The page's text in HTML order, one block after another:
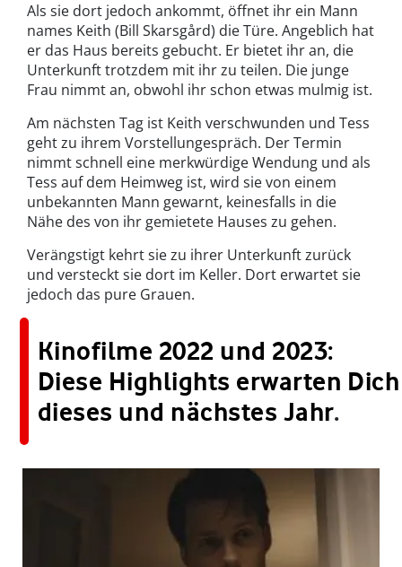
Als sie dort jedoch ankommt, öffnet ihr ein Mann
names Keith (Bill Skarsgård) die Türe. Angeblich hat
er das Haus bereits gebucht. Er bietet ihr an, die
Unterkunft trotzdem mit ihr zu teilen. Die junge
Frau nimmt an, obwohl ihr schon etwas mulmig ist.
Am nächsten Tag ist Keith verschwunden und Tess
geht zu ihrem Vorstellungespräch. Der Termin
nimmt schnell eine merkwürdige Wendung und als
Tess auf dem Heimweg ist, wird sie von einem
unbekannten Mann gewarnt, keinesfalls in die
Nähe des von ihr gemietete Hauses zu gehen.
Verängstigt kehrt sie zu ihrer Unterkunft zurück
und versteckt sie dort im Keller. Dort erwartet sie
jedoch das pure Grauen.
Kinofilme 2022 und 2023:
Diese Highlights erwarten Dich
dieses und nächstes Jahr.